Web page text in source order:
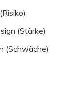
(Stärke)
(Schwäche)